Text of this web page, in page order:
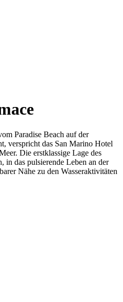
Paradise Beach auf der
verspricht das San Marino Hotel
Die erstklassige Lage des
in das pulsierende Leben an der
Nähe zu den Wasseraktivitäten